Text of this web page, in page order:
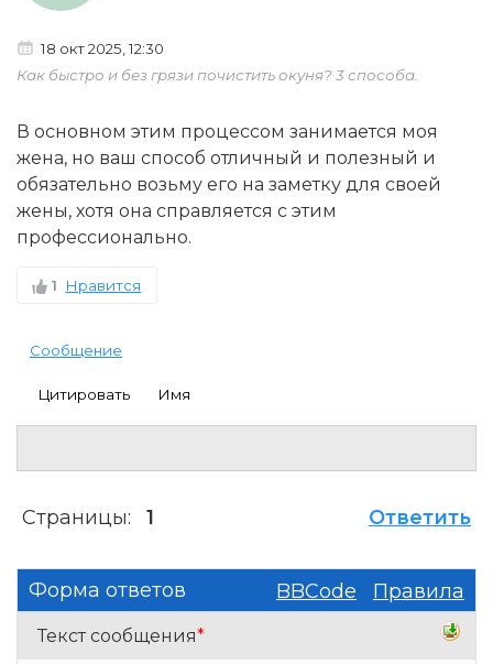
18 окт 2025, 12:30
Как быстро и без грязи почистить окуня? 3 способа.
В основном этим процессом занимается моя
жена, но ваш способ отличный и полезный и
обязательно возьму его на заметку для своей
жены, хотя она справляется с этим
профессионально.
1 Нравится
Сообщение
Цитировать Имя
Страницы: 1 Ответить
BBCode Правила
Форма ответов
Текст сообщения*